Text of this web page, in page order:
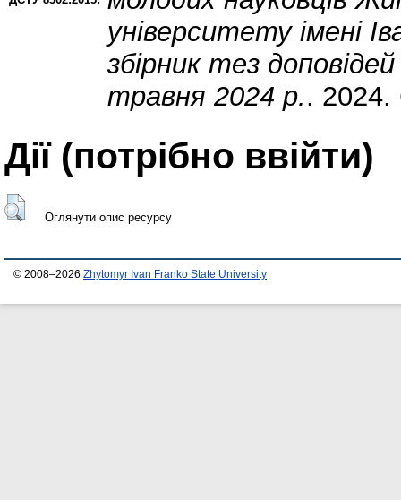
університету імені
збірник тез
травня 2024 р..
Дії ​​(потрібно ввійти)
Оглянути опис ресурсу
© 2008–2026 Zhytomyr Ivan Franko State University